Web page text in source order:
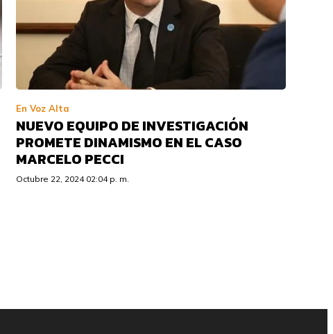
En Voz Alta
NUEVO EQUIPO DE INVESTIGACIÓN
PROMETE DINAMISMO EN EL CASO
MARCELO PECCI
Octubre 22, 2024 02:04 p. m.